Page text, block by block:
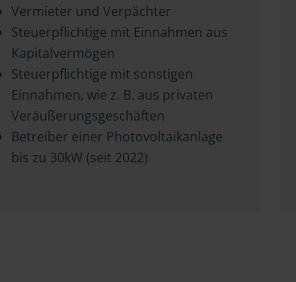
Vermieter und Verpächter
Steuerpflichtige mit Einnahmen aus
Kapitalvermögen
Steuerpflichtige mit sonstigen
Einnahmen, wie z. B. aus privaten
Veräußerungsgeschäften
Betreiber einer Photovoltaikanlage
bis zu 30kW (seit 2022)